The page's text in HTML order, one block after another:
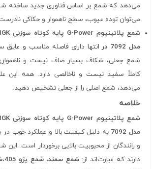
می‌دهد که شمع بر اساس فناوری جدید ساخته
می‌توان توده عیوب، سطح ناهموار و حکاکی
شمع پلاتینیوم
پایه کوتاه سوزنیNGK
مدل 7092 در
انتها دارای فاصله مناسب و
شمع جعلی، شکاف بسیار صاف نیست و
کاملاً سفید نیست و ناخالصی دارد. همه این
می‌دهد، شمع اصلی را از جعلی تشخیص دهید.
خلاصه
شمع پلاتینیوم پایه کوتاه سوزنیNGK
مدل 7092
به دلیل کیفیت بالا و عملکرد خوب
و رانندگان از محبوبیت بالایی برخوردار است. این
دارند که عبارت‌اند از:شمع سمند، شمع پژو 405